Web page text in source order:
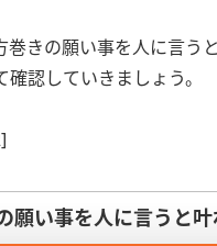
巻きの願い事を人に言う
認していきましょう。
願い事を人に言うと叶